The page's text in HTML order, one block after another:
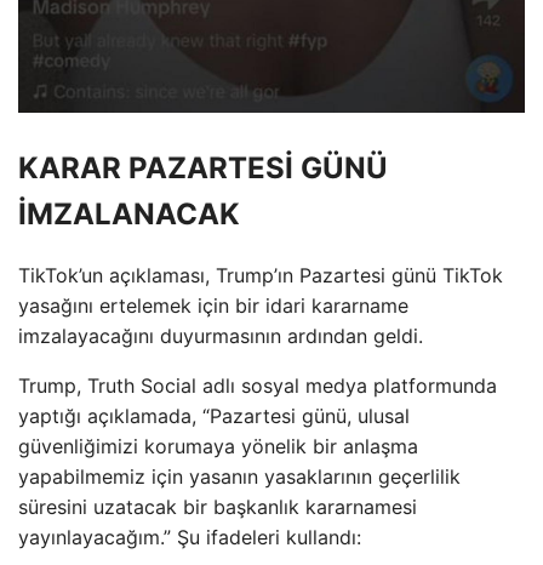
KARAR PAZARTESİ GÜNÜ
İMZALANACAK
TikTok’un açıklaması, Trump’ın Pazartesi günü TikTok
yasağını ertelemek için bir idari kararname
imzalayacağını duyurmasının ardından geldi.
Trump, Truth Social adlı sosyal medya platformunda
yaptığı açıklamada, “Pazartesi günü, ulusal
güvenliğimizi korumaya yönelik bir anlaşma
yapabilmemiz için yasanın yasaklarının geçerlilik
süresini uzatacak bir başkanlık kararnamesi
yayınlayacağım.” Şu ifadeleri kullandı: